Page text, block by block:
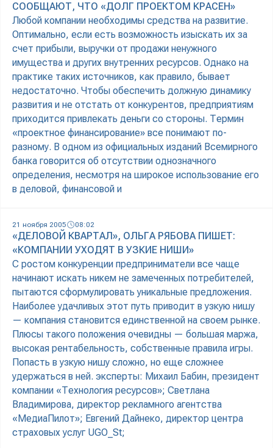
СООБЩАЮТ, ЧТО «ДОЛГ ПРОЕКТОМ КРАСЕН»
Любой компании необходимы средства на развитие.
Оптимально, если есть возможность изыскать их за
счет прибыли, выручки от продажи ненужного
имущества и других внутренних ресурсов. Однако на
практике таких источников, как правило, бывает
недостаточно. Чтобы обеспечить должную динамику
развития и не отстать от конкурентов, предприятиям
приходится привлекать деньги со стороны. Термин
«проектное финансирование» все понимают по-
разному. В одном из официальных изданий Всемирного
банка говорится об отсутствии однозначного
определения, несмотря на широкое использование его
в деловой, финансовой и
21 ноября 2005 08:02
«ДЕЛОВОЙ КВАРТАЛ», ОЛЬГА РЯБОВА ПИШЕТ:
«КОМПАНИИ УХОДЯТ В УЗКИЕ НИШИ»
С ростом конкуренции предприниматели все чаще
начинают искать никем не замеченных потребителей,
пытаются сформулировать уникальные предложения.
Наиболее удачливых этот путь приводит в узкую нишу
— компания становится единственной на своем рынке.
Плюсы такого положения очевидны — большая маржа,
высокая рентабельность, собственные правила игры.
Попасть в узкую нишу сложно, но еще сложнее
удержаться в ней. эксперты: Михаил Бабин, президент
компании «Технология ресурсов»; Светлана
Владимирова, директор рекламного агентства
«МедиаПилот»; Евгений Дайнеко, директор центра
страховых услуг UGO_St;